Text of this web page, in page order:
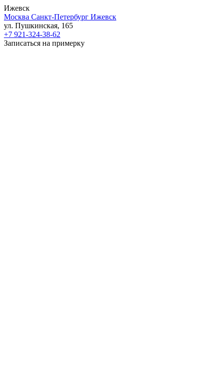
Ижевск
Москва Санкт-Петербург Ижевск
ул. Пушкинская, 165
+7 921-324-38-62
Записаться на примерку